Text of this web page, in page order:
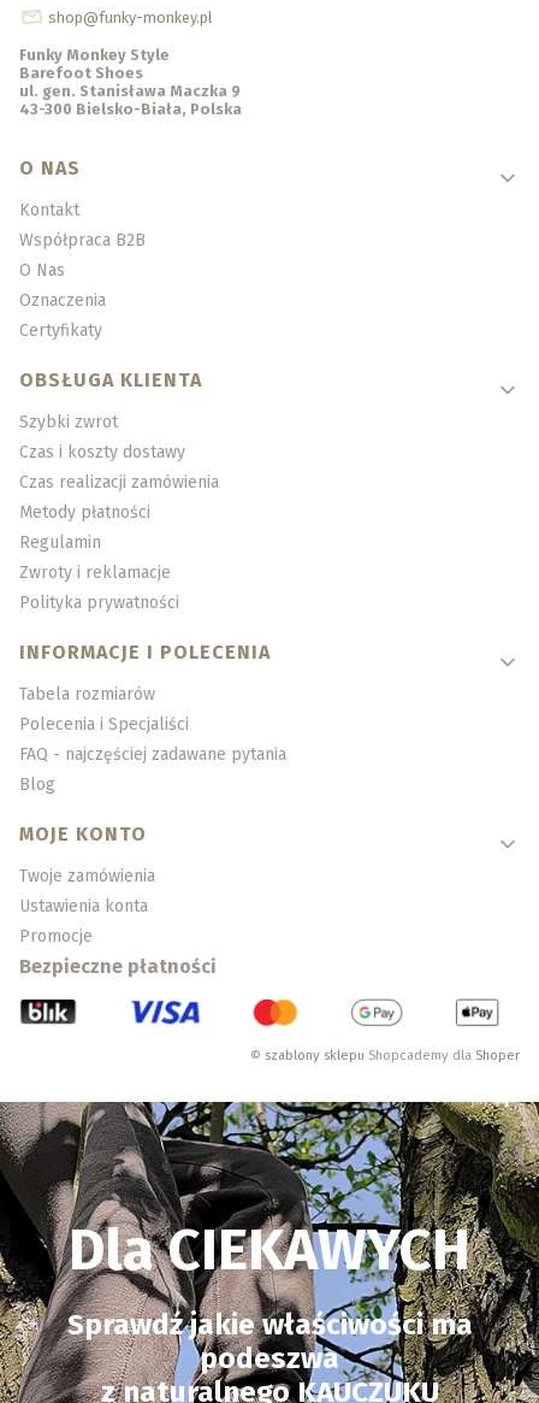
shop@funky-monkey.pl
Funky Monkey Style
Barefoot Shoes
ul. gen. Stanisława Maczka 9
43-300 Bielsko-Biała, Polska
Linki w stopce
O NAS
Kontakt
Współpraca B2B
O Nas
Oznaczenia
Certyfikaty
OBSŁUGA KLIENTA
Szybki zwrot
Czas i koszty dostawy
Czas realizacji zamówienia
Metody płatności
Regulamin
Zwroty i reklamacje
Polityka prywatności
INFORMACJE I POLECENIA
Tabela rozmiarów
Polecenia i Specjaliści
FAQ - najczęściej zadawane pytania
Blog
MOJE KONTO
Twoje zamówienia
Ustawienia konta
Promocje
Bezpieczne płatności
© szablony sklepu Shopcademy dla Shoper
Dla CIEKAWYCH
Sprawdź jakie właściwości ma
podeszwa
z naturalnego KAUCZUKU